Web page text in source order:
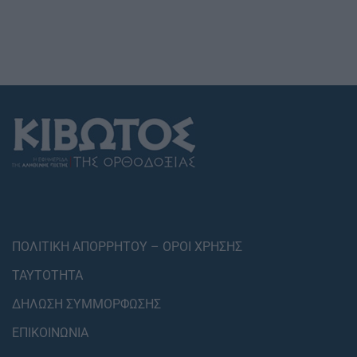
ΠΟΛΙΤΙΚΗ ΑΠΟΡΡΗΤΟΥ – ΟΡΟΙ ΧΡΗΣΗΣ
ΤΑΥΤΟΤΗΤΑ
ΔΗΛΩΣΗ ΣΥΜΜΟΡΦΩΣΗΣ
ΕΠΙΚΟΙΝΩΝΙΑ